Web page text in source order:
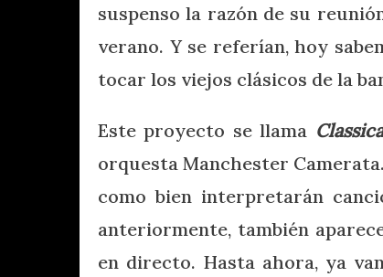
suspenso la razón de su
verano. Y se referían, hoy
tocar los viejos clásicos de la
Este proyecto se llama
orquesta Manchester
como bien interpretarán
anteriormente, también
en directo. Hasta ahora, ya